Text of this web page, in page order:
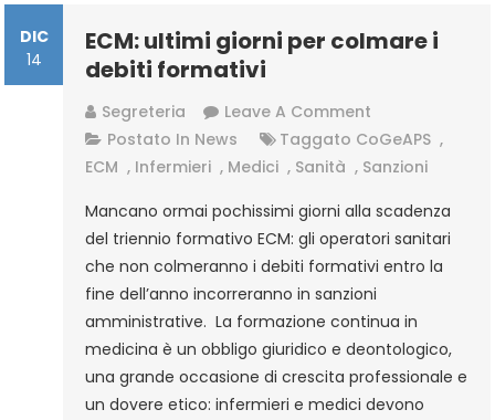
DIC
14
ECM: ultimi giorni per colmare i
debiti formativi
Segreteria Leave A Comment
ECM:
Ultimi
Per
Colmare
I
Debiti
Formativi
Postato In News Taggato CoGeAPS ,
ECM , Infermieri , Medici , Sanità , Sanzioni
Mancano ormai pochissimi giorni alla scadenza
del triennio formativo ECM: gli operatori sanitari
che non colmeranno i debiti formativi entro la
fine dell’anno incorreranno in sanzioni
amministrative. La formazione continua in
medicina è un obbligo giuridico e deontologico,
una grande occasione di crescita professionale e
un dovere etico: infermieri e medici devono